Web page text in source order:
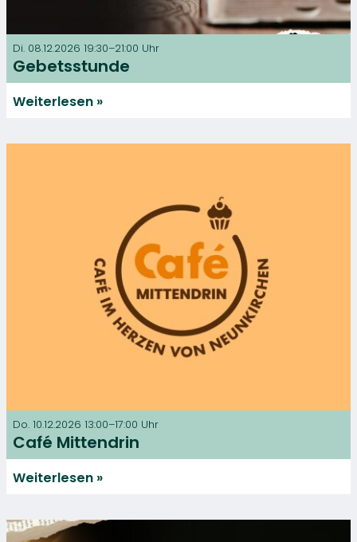
Di. 08.12.2026 19:30–21:00 Uhr
Gebetsstunde
Weiterlesen
Do. 10.12.2026 13:00–17:00 Uhr
Café Mittendrin
Weiterlesen